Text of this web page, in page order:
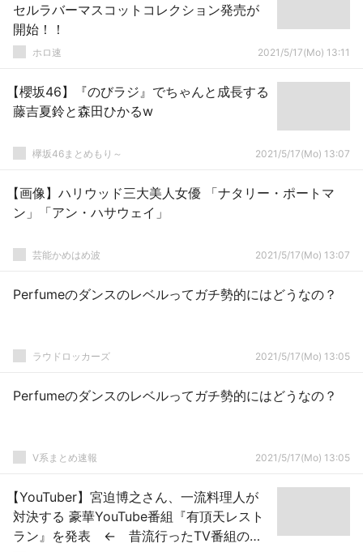
セルラバーマスコットコレクション発売が
開始！！
ホロ速 2021/5/17(Mo) 13:11
【櫻坂46】『のびラジ』でちゃんと成長する
藤吉夏鈴と森田ひかるw
欅坂46まとめもり～ 2021/5/17(Mo) 13:07
【画像】ハリウッド三大美人女優 「ナタリー・ポートマ
ン」「アン・ハサウェイ」
芸能かめはめ波 2021/5/17(Mo) 13:07
Perfumeのダンスのレベルってガチ勢的にはどうなの？
ラウドロッカーズ 2021/5/17(Mo) 13:05
Perfumeのダンスのレベルってガチ勢的にはどうなの？
V系まとめ速報 2021/5/17(Mo) 13:05
【YouTuber】宮迫博之さん、一流料理人が
対決する 豪華YouTube番組『有頂天レスト
ラン』を発表 ← 昔流行ったTV番組の焼